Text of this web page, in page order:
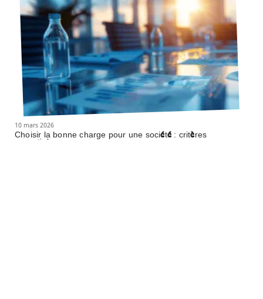
10 mars 2026
Choisir la bonne charge pour une société : critères
essentiels